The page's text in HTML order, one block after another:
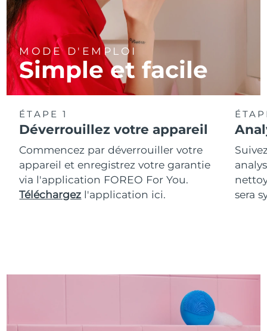
MODE D'EMPLOI
Simple et facile
ÉTAPE 1
Déverrouillez votre appareil
Commencez par déverrouiller votre
appareil et enregistrez votre garantie
via l'application FOREO For You.
Téléchargez l'application ici.
sera